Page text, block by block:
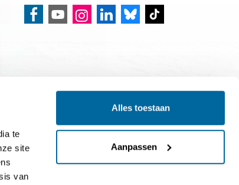
te
site
van
Alles toestaan
Aanpassen